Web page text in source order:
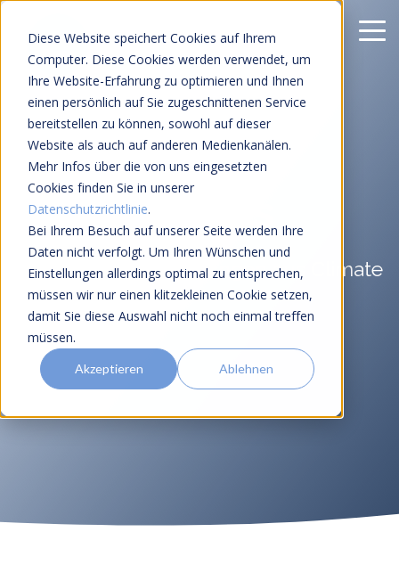
Diese Website speichert Cookies auf Ihrem
Computer. Diese Cookies werden verwendet, um
Ihre Website-Erfahrung zu optimieren und Ihnen
einen persönlich auf Sie zugeschnittenen Service
bereitstellen zu können, sowohl auf dieser
Website als auch auf anderen Medienkanälen.
Mehr Infos über die von uns eingesetzten
Cookies finden Sie in unserer
Datenschutzrichtlinie.
Bei Ihrem Besuch auf unserer Seite werden Ihre
Daten nicht verfolgt. Um Ihren Wünschen und
Einstellungen allerdings optimal zu entsprechen,
müssen wir nur einen klitzekleinen Cookie setzen,
damit Sie diese Auswahl nicht noch einmal treffen
müssen.
Akzeptieren Ablehnen
Klimarisiko &
ESG-Insights
Einblicke und Erfahrungen aus Climate
und Tech